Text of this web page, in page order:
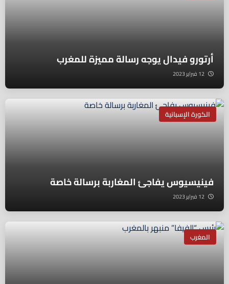
أرتورو فيدال يوجه رسالة مميزة للمغرب
الكورة الإسبانية
فينيسيوس يفاجئ المغاربة برسالة خاصة
المغرب